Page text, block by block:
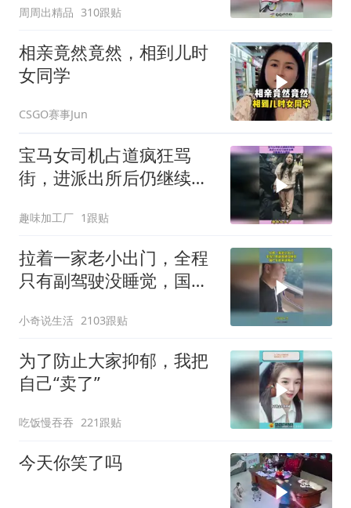
周周出精品 310跟贴
相亲竟然竟然，相到儿时
女同学
CSGO赛事Jun
宝马女司机占道疯狂骂
街，进派出所后仍继续发
趣味加工厂 1跟贴
拉着一家老小出门，全程
只有副驾驶没睡觉，国产
小奇说生活 2103跟贴
为了防止大家抑郁，我把
自己“卖了”
吃饭慢吞吞 221跟贴
今天你笑了吗